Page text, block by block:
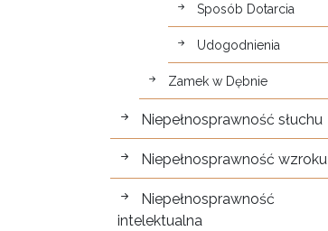
Sposób Dotarcia
Udogodnienia
Zamek w Dębnie
Niepełnosprawność słuchu
Niepełnosprawność wzroku
Niepełnosprawność
intelektualna